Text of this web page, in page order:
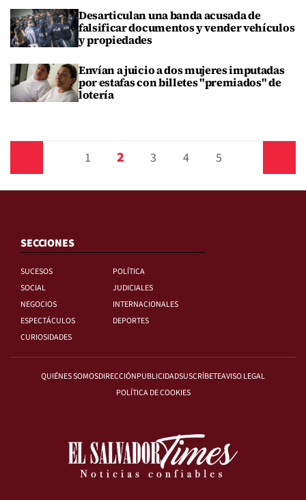
Desarticulan una banda acusada de
falsificar documentos y vender vehículos
y propiedades
Envían a juicio a dos mujeres imputadas
por estafas con billetes "premiados" de
lotería
1 2 3 4 5
SECCIONES
SUCESOS
POLÍTICA
SOCIAL
JUDICIALES
NEGOCIOS
INTERNACIONALES
ESPECTÁCULOS
DEPORTES
CURIOSIDADES
QUIÉNES SOMOSDIRECCIÓNPUBLICIDADSUSCRÍBETEAVISO LEGAL
POLÍTICA DE COOKIES